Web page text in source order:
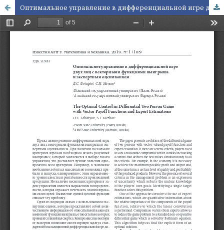
Оптимальное управление в дифференциальной игре двух лиц с векторными функциями выигрыша и экспертным оцениванием